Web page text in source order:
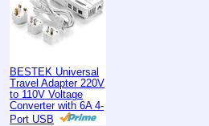
BESTEK Universal
Travel Adapter 220V
to 110V Voltage
Converter with 6A 4-
Port USB